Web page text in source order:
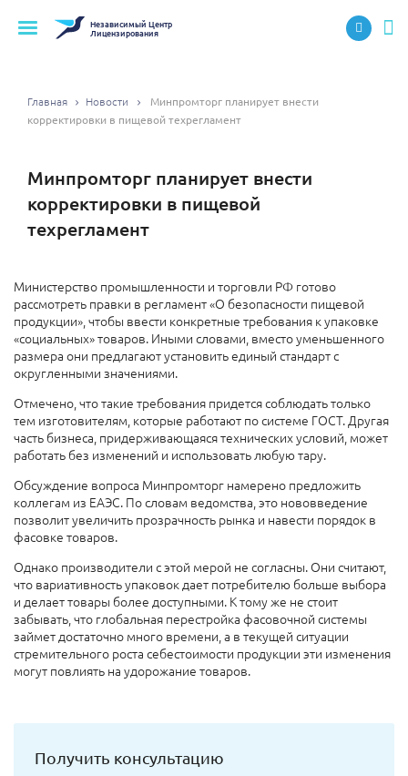
НезависимыйЦентр
Лицензирования
Главная Новости
Минпромторг планирует внести
корректировки в пищевой техрегламент
Минпромторг планирует внести
корректировки в пищевой
техрегламент
Министерство промышленности и торговли РФ готово
рассмотреть правки в регламент «О безопасности пищевой
продукции», чтобы ввести конкретные требования к упаковке
«социальных» товаров. Иными словами, вместо уменьшенного
размера они предлагают установить единый стандарт с
округленными значениями.
Отмечено, что такие требования придется соблюдать только
тем изготовителям, которые работают по системе ГОСТ. Другая
часть бизнеса, придерживающаяся технических условий, может
работать без изменений и использовать любую тару.
Обсуждение вопроса Минпромторг намерено предложить
коллегам из ЕАЭС. По словам ведомства, это нововведение
позволит увеличить прозрачность рынка и навести порядок в
фасовке товаров.
Однако производители с этой мерой не согласны. Они считают,
что вариативность упаковок дает потребителю больше выбора
и делает товары более доступными. К тому же не стоит
забывать, что глобальная перестройка фасовочной системы
займет достаточно много времени, а в текущей ситуации
стремительного роста себестоимости продукции эти изменения
могут повлиять на удорожание товаров.
Получить консультацию